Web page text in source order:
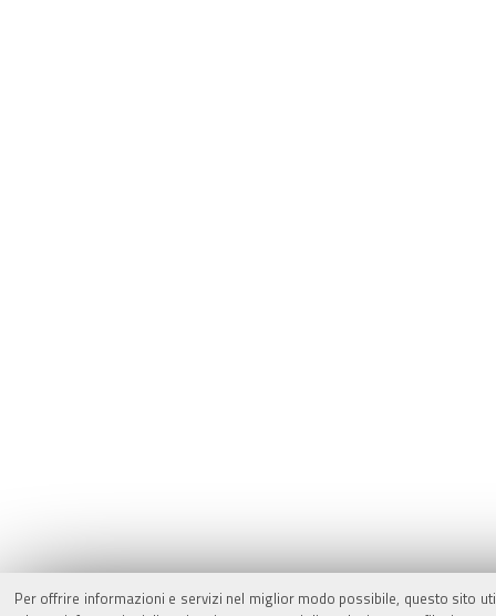
Per offrire informazioni e servizi nel miglior modo possibile, questo sito